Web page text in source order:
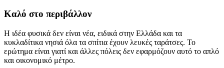
Καλό στο περιβάλλον
Η ιδέα φυσικά δεν είναι νέα, ειδικά στην Ελλάδα και τα
κυκλαδίτικα νησιά όλα τα σπίτια έχουν λευκές ταράτσες. Το
ερώτημα είναι γιατί και άλλες πόλεις δεν εφαρμόζουν αυτό το απλό
και οικονομικό μέτρο.